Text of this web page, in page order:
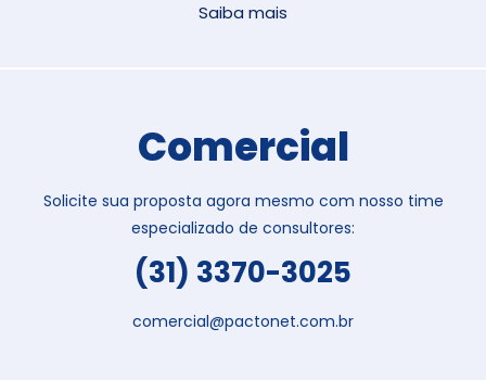
Saiba mais
Comercial
Solicite sua proposta agora mesmo com nosso time
especializado de consultores:
(31) 3370-3025
comercial@pactonet.com.br